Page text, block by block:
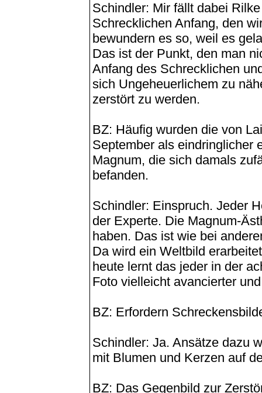
Schindler: Mir fällt dabei
Schrecklichen Anfang, den
bewundern es so, weil es
Das ist der Punkt, den man
Anfang des Schrecklichen
sich Ungeheuerlichem zu
zerstört zu werden.
BZ: Häufig wurden die von
September als eindringlicher
Magnum, die sich damals
befanden.
Schindler: Einspruch. Jeder
der Experte. Die Magnum-
haben. Das ist wie bei
Da wird ein Weltbild
heute lernt das jeder in der
Foto vielleicht avancierter
BZ: Erfordern
Schindler: Ja. Ansätze dazu
mit Blumen und Kerzen auf
BZ: Das Gegenbild zur